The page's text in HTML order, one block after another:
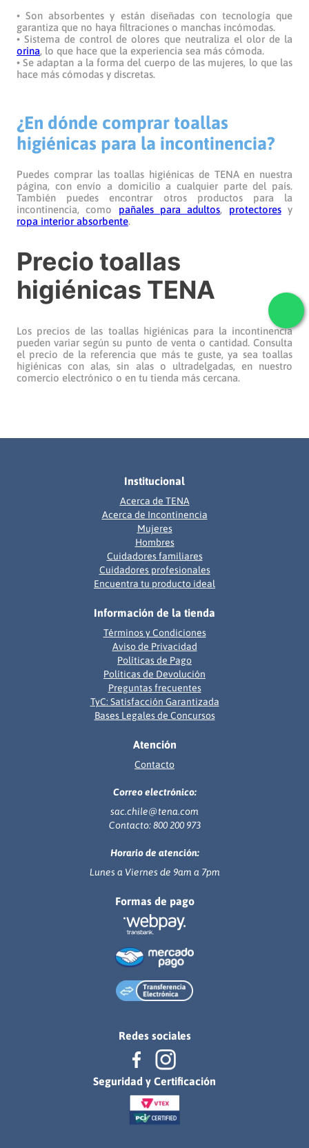
• Son absorbentes y están diseñadas con tecnología que
garantiza que no haya filtraciones o manchas incómodas.
• Sistema de control de olores que neutraliza el olor de la
orina, lo que hace que la experiencia sea más cómoda.
• Se adaptan a la forma del cuerpo de las mujeres, lo que las
hace más cómodas y discretas.
¿En dónde comprar toallas
higiénicas para la incontinencia?
Puedes comprar las toallas higiénicas de TENA en nuestra
página, con envío a domicilio a cualquier parte del país.
También puedes encontrar otros productos para la
incontinencia, como pañales para adultos, protectoresy
ropa interior absorbente.
Precio toallas
higiénicas TENA
Los precios de las toallas higiénicas para la incontinencia
pueden variar según su punto de venta o cantidad. Consulta
el precio de la referencia que más te guste, ya sea toallas
higiénicas con alas, sin alas o ultradelgadas, en nuestro
comercio electrónico o en tu tienda más cercana.
Institucional
Acerca de TENA
Acerca de Incontinencia
Mujeres
Hombres
Cuidadores familiares
Cuidadores profesionales
Encuentra tu producto ideal
Información de la tienda
Términos y Condiciones
Aviso de Privacidad
Políticas de Pago
Políticas de Devolución
Preguntas frecuentes
TyC: Satisfacción Garantizada
Bases Legales de Concursos
Atención
Contacto
Correo electrónico:
sac.chile@tena.com
Contacto: 800 200 973
Horario de atención:
Lunes a Viernes de 9am a 7pm
Formas de pago
Redes sociales
Seguridad y Certificación